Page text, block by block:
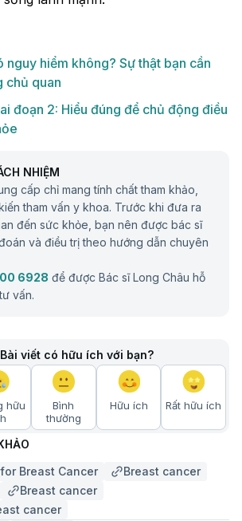
nguy hiểm không? Sự thật bạn cần
chủ quan
đoạn 2: Hiểu đúng để chủ động điều
NHIỆM
cấp chỉ mang tính chất tham khảo,
tham vấn y khoa. Trước khi đưa ra
đến sức khỏe, bạn nên được bác sĩ
và điều trị theo hướng dẫn chuyên
6928 để được Bác sĩ Long Châu hỗ
vấn.
Bài viết có hữu ích với bạn?
hữu
Bình
thường
Hữu ích Rất hữu ích
Breast Cancer
Breast cancer
Breast cancer
cancer